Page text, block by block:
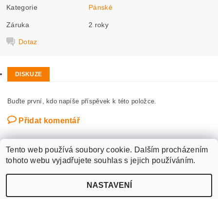
Kategorie Pánské
Záruka 2 roky
Dotaz
DISKUZE
Buďte první, kdo napíše příspěvek k této položce.
Přidat komentář
WANTED SPORT PARDUBICE , všechna práva vyhrazena
Tento web používá soubory cookie. Dalším procházením
tohoto webu vyjadřujete souhlas s jejich používáním.
NASTAVENÍ